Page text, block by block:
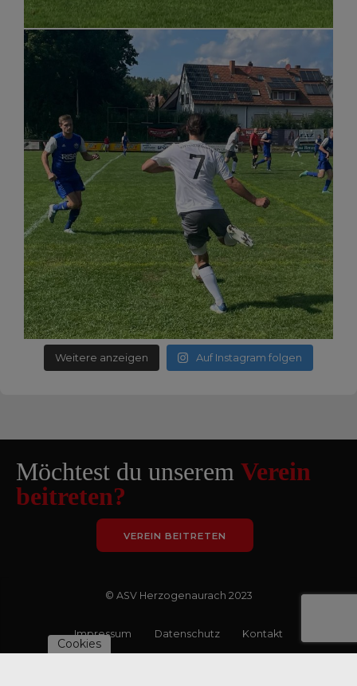
Weitere anzeigen Auf Instagram folgen
Möchtest du unserem Verein
beitreten?
VEREIN BEITRETEN
© ASV Herzogenaurach 2023
Impressum Datenschutz Kontakt
Cookies